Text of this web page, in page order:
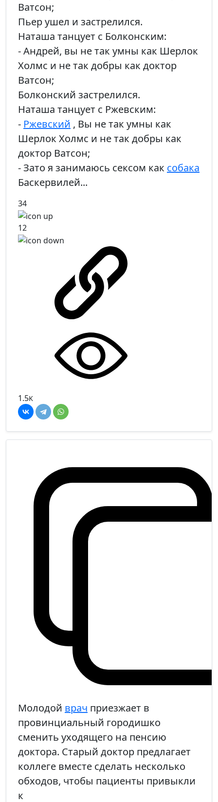
Ватсон;
Пьер ушел и застрелился.
Наташа танцует с Болконским:
- Андрей, вы не так умны как Шерлок
Холмс и не так добры как доктор
Ватсон;
Болконский застрелился.
Наташа танцует с Ржевским:
- Ржевский , Вы не так умны как
Шерлок Холмс и не так добры как
доктор Ватсон;
- Зато я занимаюсь сексом как собака
Баскервилей...
34
12
1.5K
Молодой врач приезжает в
провинциальный городишко
сменить уходящего на пенсию
доктора. Старый доктор предлагает
коллеге вместе сделать несколько
обходов, чтобы пациенты привыкли
к